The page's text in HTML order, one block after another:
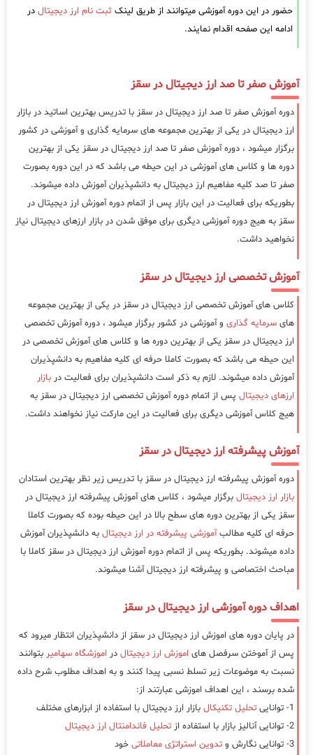
حضور در این دوره آموزشی میتوانند از طریق لینک ثبت نام ارز دیجیتال در
ادامه این صفحه اقدام نمایند.
آموزش صفر تا صد ارز دیجیتال در سقز
دوره آموزش صفر تا صد ارز دیجیتال در سقز با تدریس بهترین اساتید در بازار
ارز دیجیتال در یکی از بهترین مجموعه های سرمایه گذاری و آموزشی در کشور
برگزار میشود ، دوره آموزش صفر تا صد ارز دیجیتال در سقز یکی از بهترین
دوره ها و کلاس های آموزشی در این حیطه می باشد که در این دوره بصورت
صفر تا صد کلیه مفاهیم ارز دیجیتال به دانشپذیران آموزش داده میشوند.
بطوریکه برای فعالیت در این بازار پس از اتمام دوره آموزش ارز دیجیتال در
سقز به هیج دوره آموزشی دیگری برای موفق شدن در بازار ارزهای دیجیتال نیاز
نخواهید داشت.
آموزش تخصصی ارز دیجیتال در سقز
کلاس های آموزش تخصصی ارز دیجیتال در سقز در یکی از بهترین مجموعه
های سرمایه گذاری و آموزشی در کشور برگزار میشود ، دوره آموزش تخصصی
ارز دیجیتال در سقز یکی از بهترین دوره ها و کلاس های آموزش تخصصی در
این حیطه می باشد که بصورت کاملا حرفه ای کلیه مفاهیم به دانشپذیران
آموزش داده میشوند. لازم به ذکر است دانشپذیران برای فعالیت در بازار
ارزهای دیجیتال پس از اتمام دوره آموزش تخصصی ارز دیجیتال در سقز به
هیج کلاس آموزشی دیگری برای فعالیت در این مارکت نیاز نخواهند داشت.
آموزش پیشرفته ارز دیجیتال در سقز
دوره آموزش پیشرفته ارز دیجیتال در سقز با تدریس زیر نظر بهترین استادان
بازار ارز دیجیتال برگزار میشود ، کلاس های آموزش پیشرفته ارز دیجیتال در
سقز یکی از بهترین دوره های سطح بالا در این حیطه بوده که بصورت کاملا
حرفه ای کلیه مطالبآموزشی پیشرفته در ارز دیجیتال به دانشپذیران آموزش
داده میشوند. بطوریکه پس از اتمام دوره آموزش ارز دیجیتال در سقز کاملا با
مباحث اختصاصی و پیشرفته ارز دیجیتال آشنا میشوند.
اهداف دوره آموزشی ارز دیجیتال در سقز
در پایان دوره های اموزش ارز دیجیتال در سقز از دانشپذیران انتظار میرود که
پس از آموختن سرفصل های اموزش ارز دیجیتال در اموزشگاه سهامیر بتوانند
نسبت به موضوعات زیر تسلط نسبی پیدا کنند و به اهداف مطلوب شرح داده
شده برسند ، این اهداف اموزشی عبارتند از:
1- توانایی
تحلیل تکنیکال بازار ارز دیجیتال با استفاده از ابزارهای مختلف
2- توانایی آنالیز بازار با استفاده از
تحلیل فاندامنتال ارز دیجیتال
3- توانایی نگارش و
تدوین استراتژی معاملاتی خود